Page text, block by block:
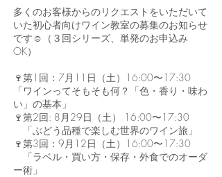
多くのお客様からのリクエストをいただいて
いた初心者向けワイン教室の募集のお知らせ
です☺️（３回シリーズ、単発のお申込み
OK）
🍷第1回：7月11日（土）16:00〜17:30
「ワインってそもそも何？「色・香り・味わ
い」の基本」
🍷第2回: 8月29日（土） 16:00〜17:30
「ぶどう品種で楽しむ世界のワイン旅」
🍷第3回：9月12日（土）16:00〜17:30
「ラベル・買い方・保存・外食でのオーダ
ー術」